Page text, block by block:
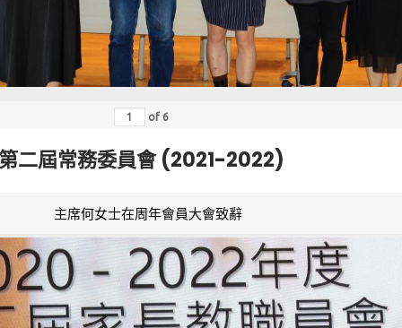
of 6
二屆常務委員會 (2021-2022)
主席何女士在周年會員大會致辭